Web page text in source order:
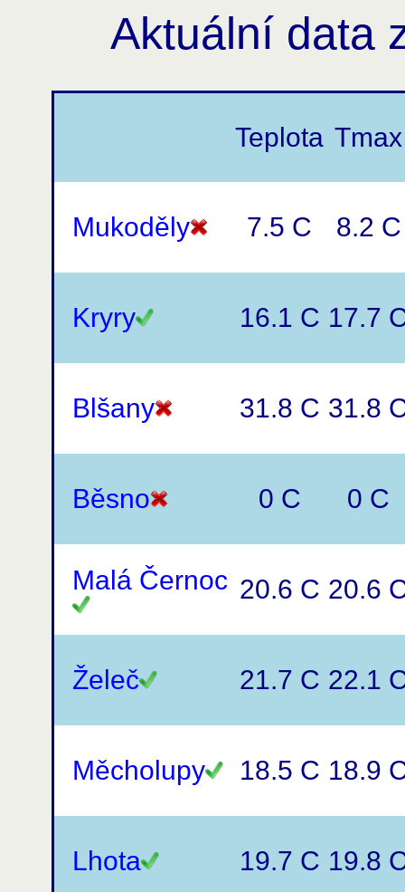
Aktuální data
Teplota Tmax
Mukoděly 7.5 C 8.2 C
Kryry 16.1 C 17.7
Blšany 31.8 C 31.8
Běsno 0 C 0 C
Malá Černoc 20.6 C 20.6
Želeč 21.7 C 22.1
Měcholupy 18.5 C 18.9
Lhota 19.7 C 19.8